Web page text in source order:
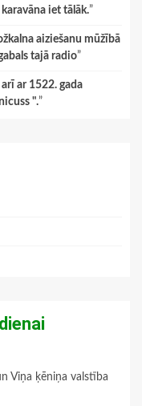
iet tālāk.”
aiziešanu mūžībā
tajā radio”
ar 1522. gada
".”
Viņa ķēniņa valstība